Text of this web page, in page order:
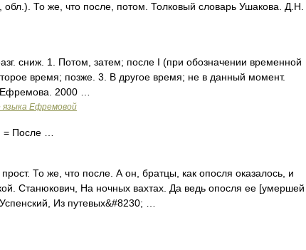
То же, что после, потом. Толковый словарь Ушакова. Д.Н.
сниж. 1. Потом, затем; после I (при обозначении временной
время; позже. 3. В другое время; не в данный момент.
2000 …
языка Ефремовой
= После …
То же, что после. А он, братцы, как опосля оказалось, и
Станюкович, На ночных вахтах. Да ведь опосля ее [умершей
Из путевых&#8230; …